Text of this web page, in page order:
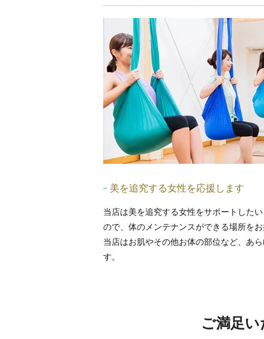
美を追究する女性を応援します
当店は美を追究する女性をサポートした
ので、体のメンテナンスができる場所を
当店はお肌やその他お体の部位など、あ
す。
ご満足